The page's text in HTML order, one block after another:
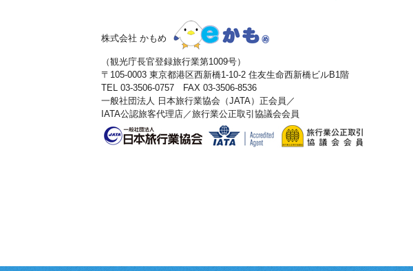
株式会社 かもめ
（観光庁長官登録旅行業第1009号）
〒105-0003 東京都港区西新橋1-10-2 住友生命西新橋ビルB1階
TEL 03-3506-0757 FAX 03-3506-8536
一般社団法人 日本旅行業協会（JATA）正会員／
IATA公認旅客代理店／旅行業公正取引協議会会員